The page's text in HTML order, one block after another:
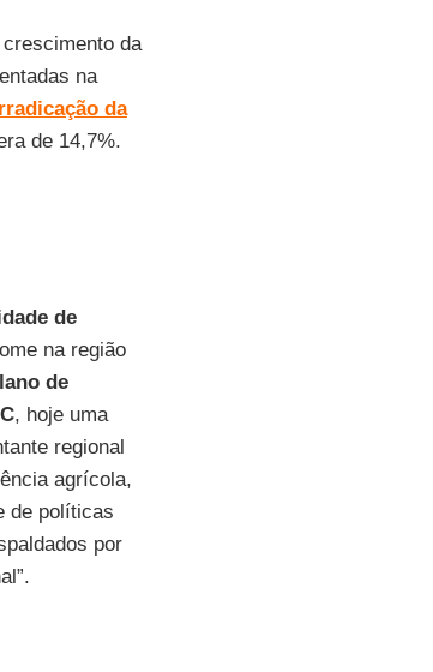
da
na
da
de 14,7%.
de
na região
de
, hoje uma
regional
agrícola,
de políticas
por